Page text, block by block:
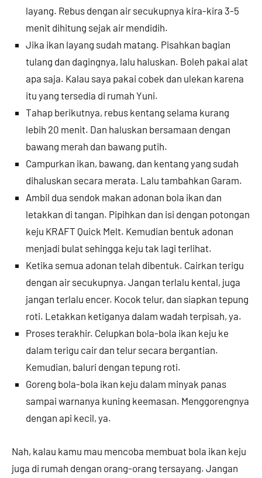
layang. Rebus dengan air secukupnya kira-kira 3-5
menit dihitung sejak air mendidih.
Jika ikan layang sudah matang. Pisahkan bagian
tulang dan dagingnya, lalu haluskan. Boleh pakai alat
apa saja. Kalau saya pakai cobek dan ulekan karena
itu yang tersedia di rumah Yuni.
Tahap berikutnya, rebus kentang selama kurang
lebih 20 menit. Dan haluskan bersamaan dengan
bawang merah dan bawang putih.
Campurkan ikan, bawang, dan kentang yang sudah
dihaluskan secara merata. Lalu tambahkan Garam.
Ambil dua sendok makan adonan bola ikan dan
letakkan di tangan. Pipihkan dan isi dengan potongan
keju KRAFT Quick Melt. Kemudian bentuk adonan
menjadi bulat sehingga keju tak lagi terlihat.
Ketika semua adonan telah dibentuk. Cairkan terigu
dengan air secukupnya. Jangan terlalu kental, juga
jangan terlalu encer. Kocok telur, dan siapkan tepung
roti. Letakkan ketiganya dalam wadah terpisah, ya.
Proses terakhir. Celupkan bola-bola ikan keju ke
dalam terigu cair dan telur secara bergantian.
Kemudian, baluri dengan tepung roti.
Goreng bola-bola ikan keju dalam minyak panas
sampai warnanya kuning keemasan. Menggorengnya
dengan api kecil, ya.
Nah, kalau kamu mau mencoba membuat bola ikan keju
juga di rumah dengan orang-orang tersayang. Jangan